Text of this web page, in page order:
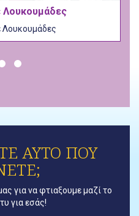
ΑΥΤΟ ΠΟΥ
για να φτιαξουμε μαζί το
για εσάς!